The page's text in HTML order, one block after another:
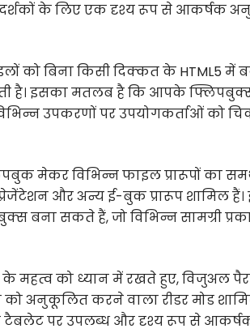
के लिए एक दृश्य रूप से आकर्षक
को बिना किसी दिक्कत के HTML5 में
है। इसका मतलब है कि आपके
उपकरणों पर उपयोगकर्ताओं को
मेकर विभिन्न फाइल प्रारूपों का
और अन्य ई-बुक प्रारूप शामिल हैं।
बना सकते हैं, जो विभिन्न सामग्री
महत्व को ध्यान में रखते हुए, विजुअल
अनुकूलित करने वाला रीडर मोड
पर उपलब्ध और दृश्य रूप से आकर्षक